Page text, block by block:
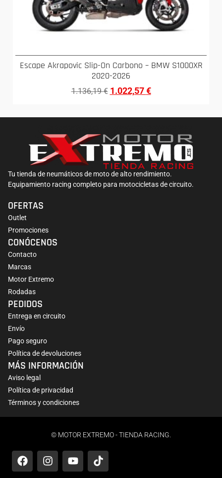
Escape Akrapovic Slip-On Carbono – BMW S1000XR
2020-2026
1.136,19€ 1.022,57€
Tu tienda de neumáticos de moto de alto rendimiento.
Equipamiento racing completo para motocicletas de circuito.
OFERTAS
Outlet
Promociones
CONÓCENOS
Contacto
Marcas
Motor Extremo
Rodadas
PEDIDOS
Entrega en circuito
Envío
Pago seguro
Política de devoluciones
MÁS INFORMACIÓN
Aviso legal
Política de privacidad
Términos y condiciones
© MOTOR EXTREMO - TIENDA RACING.